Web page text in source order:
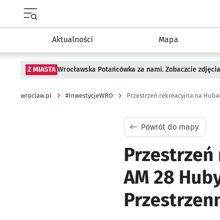
Aktualności Mapa
Z MIASTA Wrocławska Potańcówka za nami. Zobaczcie zdjęcia
wroclaw.pl #InwestycjeWRO
Powrót do mapy
AM 28